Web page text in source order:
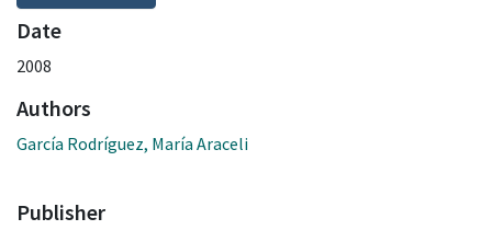
Date
2008
Authors
García Rodríguez, María Araceli
Publisher